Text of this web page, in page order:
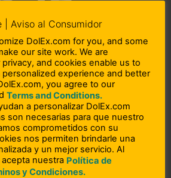
L
i
n
k
e
d
i
n
-
i
F
a
c
e
b
o
o
k
-
f
I
n
s
t
a
g
r
a
m
© 2023 DolEx Dollar Express, Inc.
# 910812 (States: AL, AZ, CA, CO, CT, DE, GA,
MI, MN, MO, NV, NY, NC, OH, OK, OR, PA, PR, RI, SC,
WI)
| Aviso al Consumidor
DolEx.com for you, and some
our site work. We are
and cookies enable us to
experience and better
you agree to our
Terms and Conditions.
a personalizar DolEx.com
son necesarias para que nuestro
comprometidos con su
nos permiten brindarle una
y un mejor servicio. Al
acepta nuestra Política de
y Condiciones.